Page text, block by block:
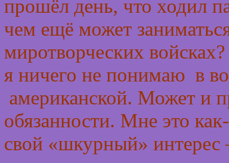
прошёл день, что ходил
чем ещё может
миротворческих
я ничего не понимаю в
американской. Может и
обязанности. Мне это
свой «шкурный» интерес